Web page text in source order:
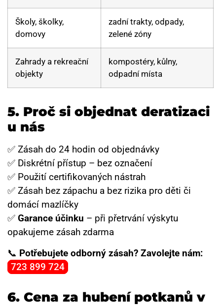
Školy, školky,
domovy
zadní trakty, odpady,
zelené zóny
Zahrady a rekreační
objekty
kompostéry, kůlny,
odpadní místa
5. Proč si objednat deratizaci
u nás
✅ Zásah do 24 hodin od objednávky
✅ Diskrétní přístup – bez označení
✅ Použití certifikovaných nástrah
✅ Zásah bez zápachu a bez rizika pro děti či
domácí mazlíčky
✅ Garance účinku – při přetrvání výskytu
opakujeme zásah zdarma
📞 Potřebujete odborný zásah? Zavolejte nám:
723 899 724
6. Cena za hubení potkanů v